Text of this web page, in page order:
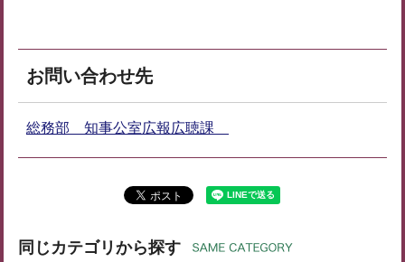
お問い合わせ先
総務部 知事公室広報広聴課
同じカテゴリから探す